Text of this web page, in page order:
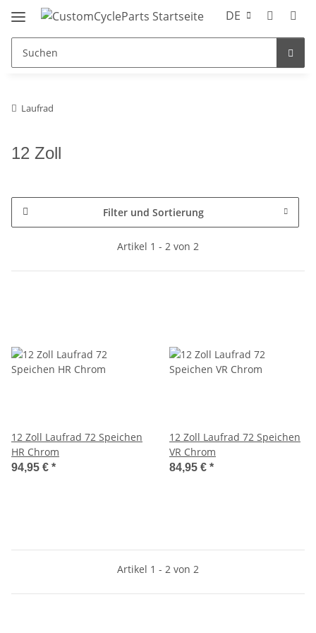
DE
Laufrad
12 Zoll
Filter und Sortierung
Artikel 1 - 2 von 2
12 Zoll Laufrad 72 Speichen
HR Chrom
94,95 € *
12 Zoll Laufrad 72 Speichen
VR Chrom
84,95 € *
Artikel 1 - 2 von 2